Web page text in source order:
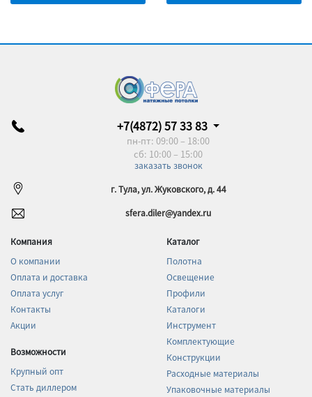
+7(4872) 57 33 83
пн-пт: 09:00 – 18:00
сб: 10:00 – 15:00
заказать звонок
г. Тула, ул. Жуковского, д. 44
sfera.diler@yandex.ru
Компания
О компании
Оплата и доставка
Оплата услуг
Контакты
Акции
Возможности
Крупный опт
Стать диллером
Каталог
Полотна
Освещение
Профили
Каталоги
Инструмент
Комплектующие
Конструкции
Расходные материалы
Упаковочные материалы